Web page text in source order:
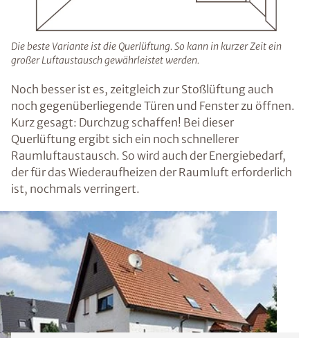
Die beste Variante ist die Querlüftung. So kann in kurzer Zeit ein
großer Luftaustausch gewährleistet werden.
Noch besser ist es, zeitgleich zur Stoßlüftung auch
noch gegenüberliegende Türen und Fenster zu öffnen.
Kurz gesagt: Durchzug schaffen! Bei dieser
Querlüftung ergibt sich ein noch schnellerer
Raumluftaustausch. So wird auch der Energiebedarf,
der für das Wiederaufheizen der Raumluft erforderlich
ist, nochmals verringert.